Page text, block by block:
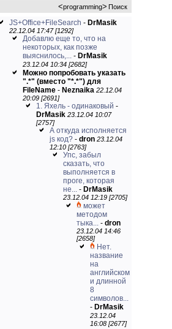
<programming> Поиск
JS+Office+FileSearch - DrMasik
22.12.04 17:47 [1292]
Добавлю еще то, что на
некоторых, как позже
выяснилось,... - DrMasik
23.12.04 10:34 [2682]
Можно попробовать указать
".*" (вместо "*.*") для
FileName - Neznaika 22.12.04
20:09 [2691]
1. Яхель - одинаковый -
DrMasik 23.12.04 10:07
[2757]
А откуда исполняется
js код? - dron 23.12.04
12:10 [2763]
Упс, забыл
сказать, что
выполняется в
проге, которая
не... - DrMasik
23.12.04 12:19 [2705]
может
методом
тыка... - dron
23.12.04 14:46
[2658]
Нет.
название
на
английском
и длинной
8
символов...
- DrMasik
23.12.04
16:08 [2677]